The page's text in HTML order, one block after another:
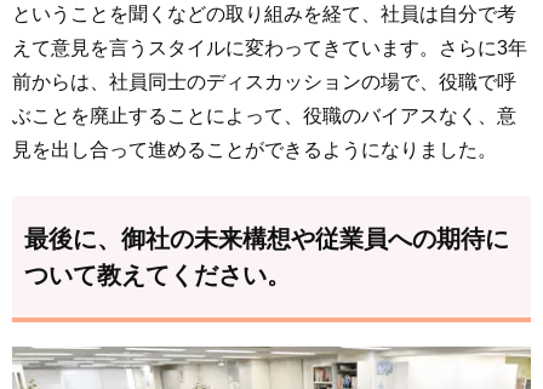
ということを聞くなどの取り組みを経て、社員は自分で考
えて意見を言うスタイルに変わってきています。さらに3年
前からは、社員同士のディスカッションの場で、役職で呼
ぶことを廃止することによって、役職のバイアスなく、意
見を出し合って進めることができるようになりました。
最後に、御社の未来構想や従業員への期待に
ついて教えてください。